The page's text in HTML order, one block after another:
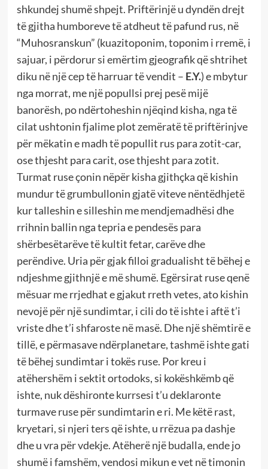
shkundej shumë shpejt. Priftërinjë u dyndën drejt
të gjitha humboreve të atdheut të pafund rus, në
“Muhosranskun” (kuazitoponim, toponim i rremë, i
sajuar, i përdorur si emërtim gjeografik që shtrihet
diku në një cep të harruar të vendit – E.Y.) e mbytur
nga morrat, me një popullsi prej pesë mijë
banorësh, po ndërtoheshin njëqind kisha, nga të
cilat ushtonin fjalime plot zemëratë të priftërinjve
për mëkatin e madh të popullit rus para zotit-car,
ose thjesht para carit, ose thjesht para zotit.
Turmat ruse çonin nëpër kisha gjithçka që kishin
mundur të grumbullonin gjatë viteve nëntëdhjetë
kur talleshin e silleshin me mendjemadhësi dhe
rrihnin ballin nga tepria e pendesës para
shërbesëtarëve të kultit fetar, carëve dhe
perëndive. Uria për gjak filloi gradualisht të bëhej e
ndjeshme gjithnjë e më shumë. Egërsirat ruse qenë
mësuar me rrjedhat e gjakut rreth vetes, ato kishin
nevojë për një sundimtar, i cili do të ishte i aftë t’i
vriste dhe t’i shfaroste në masë. Dhe një shëmtirë e
tillë, e përmasave ndërplanetare, tashmë ishte gati
të bëhej sundimtar i tokës ruse. Por kreu i
atëhershëm i sektit ortodoks, si kokëshkëmb që
ishte, nuk dëshironte kurrsesi t’u deklaronte
turmave ruse për sundimtarin e ri. Me këtë rast,
kryetari, si njeri ters që ishte, u rrëzua pa dashje
dhe u vra për vdekje. Atëherë një budalla, ende jo
shumë i famshëm, vendosi mikun e vet në timonin